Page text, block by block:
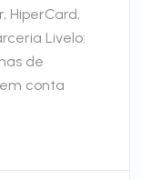
HiperCard,
Livelo:
de
conta